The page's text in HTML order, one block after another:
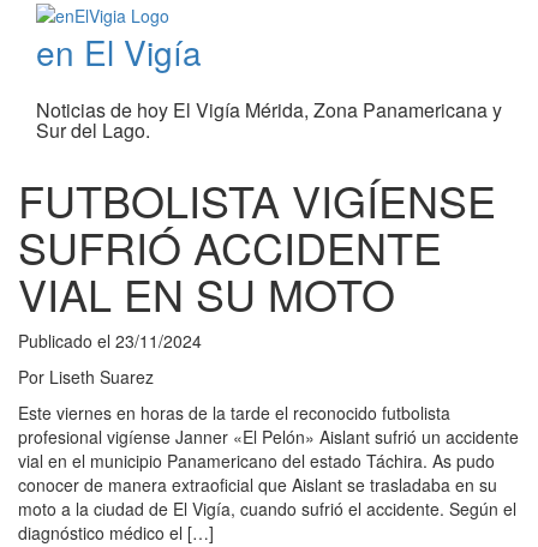
en El Vigía
Noticias de hoy El Vigía Mérida, Zona Panamericana y
Sur del Lago.
FUTBOLISTA VIGÍENSE
SUFRIÓ ACCIDENTE
VIAL EN SU MOTO
Publicado el 23/11/2024
Por Liseth Suarez
Este viernes en horas de la tarde el reconocido futbolista
profesional vigíense Janner «El Pelón» Aislant sufrió un accidente
vial en el municipio Panamericano del estado Táchira. As pudo
conocer de manera extraoficial que Aislant se trasladaba en su
moto a la ciudad de El Vigía, cuando sufrió el accidente. Según el
diagnóstico médico el […]